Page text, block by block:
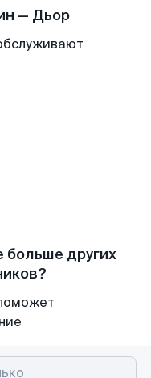
— Дьор
больше других